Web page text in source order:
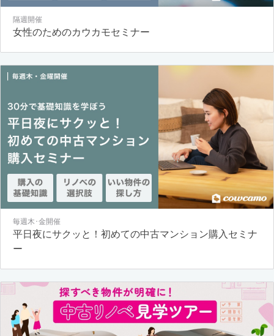
隔週開催
女性のためのカウカモセミナー
毎週木･金開催
平日夜にサクッと！初めての中古マンション購入セミナ
ー